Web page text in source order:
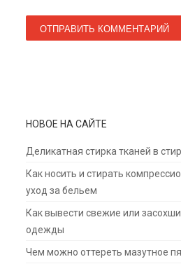
НОВОЕ НА САЙТЕ
Деликатная стирка тканей в
Как носить и стирать
уход за бельем
Как вывести свежие или
одежды
Чем можно оттереть мазутное